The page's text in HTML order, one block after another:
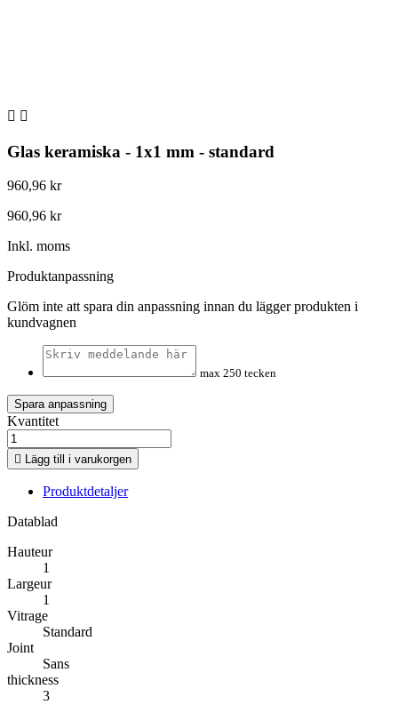
 
Glas keramiska - 1x1 mm - standard
960,96 kr
960,96 kr
Inkl. moms
Produktanpassning
Glöm inte att spara din anpassning innan du lägger produkten i
kundvagnen
max 250 tecken
Spara anpassning
Kvantitet
 Lägg till i varukorgen
Produktdetaljer
Datablad
Hauteur
1
Largeur
1
Vitrage
Standard
Joint
Sans
thickness
3